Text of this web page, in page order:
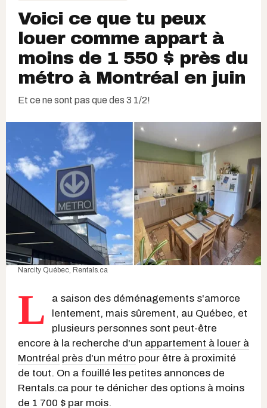
Voici ce que tu peux
louer comme appart à
moins de 1 550 $ près du
métro à Montréal en juin
Et ce ne sont pas que des 3 1/2!
Narcity Québec, Rentals.ca
L
a saison des déménagements s'amorce
lentement, mais sûrement, au Québec, et
plusieurs personnes sont peut-être
encore à la recherche d'un appartement à louer à
Montréal près d'un métro pour être à proximité
de tout. On a fouillé les petites annonces de
Rentals.ca pour te dénicher des options à moins
de 1 700 $ par mois.